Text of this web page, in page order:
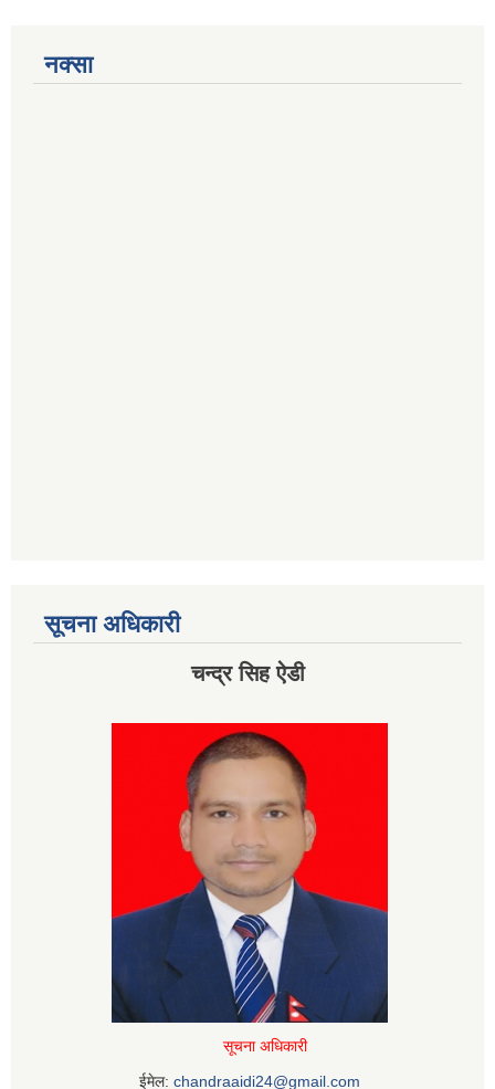
नक्सा
सूचना अधिकारी
चन्द्र सिह ऐडी
सूचना अधिकारी
ईमेल: chandraaidi24@gmail.com